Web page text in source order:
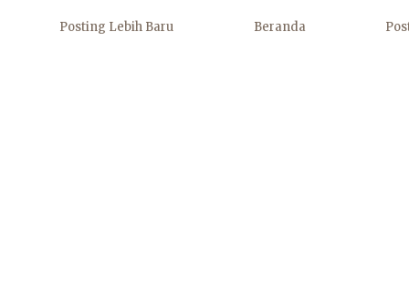
Posting Lebih Baru Beranda